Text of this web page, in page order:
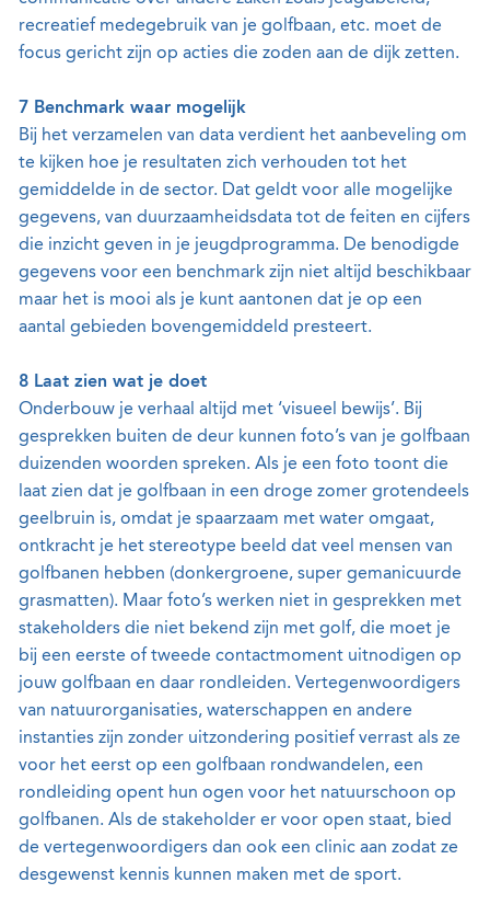
recreatief medegebruik van je golfbaan, etc. moet de
focus gericht zijn op acties die zoden aan de dijk zetten.
7 Benchmark waar mogelijk
Bij het verzamelen van data verdient het aanbeveling om
te kijken hoe je resultaten zich verhouden tot het
gemiddelde in de sector. Dat geldt voor alle mogelijke
gegevens, van duurzaamheidsdata tot de feiten en cijfers
die inzicht geven in je jeugdprogramma. De benodigde
gegevens voor een benchmark zijn niet altijd beschikbaar
maar het is mooi als je kunt aantonen dat je op een
aantal gebieden bovengemiddeld presteert.
8 Laat zien wat je doet
Onderbouw je verhaal altijd met ‘visueel bewijs’. Bij
gesprekken buiten de deur kunnen foto’s van je golfbaan
duizenden woorden spreken. Als je een foto toont die
laat zien dat je golfbaan in een droge zomer grotendeels
geelbruin is, omdat je spaarzaam met water omgaat,
ontkracht je het stereotype beeld dat veel mensen van
golfbanen hebben (donkergroene, super gemanicuurde
grasmatten). Maar foto’s werken niet in gesprekken met
stakeholders die niet bekend zijn met golf, die moet je
bij een eerste of tweede contactmoment uitnodigen op
jouw golfbaan en daar rondleiden. Vertegenwoordigers
van natuurorganisaties, waterschappen en andere
instanties zijn zonder uitzondering positief verrast als ze
voor het eerst op een golfbaan rondwandelen, een
rondleiding opent hun ogen voor het natuurschoon op
golfbanen. Als de stakeholder er voor open staat, bied
de vertegenwoordigers dan ook een clinic aan zodat ze
desgewenst kennis kunnen maken met de sport.